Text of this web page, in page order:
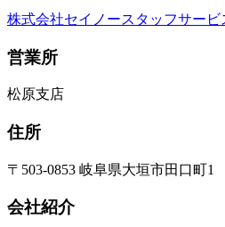
株式会社セイノースタッフサービ
営業所
松原支店
住所
〒503-0853 岐阜県大垣市田口町1
会社紹介